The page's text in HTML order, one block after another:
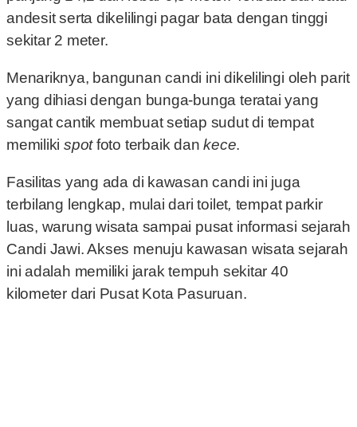
andesit serta dikelilingi pagar bata dengan tinggi
sekitar 2 meter.
Menariknya, bangunan candi ini dikelilingi oleh parit
yang dihiasi dengan bunga-bunga teratai yang
sangat cantik membuat setiap sudut di tempat
memilikispotfoto terbaik dankece.
Fasilitas yang ada di kawasan candi ini juga
terbilang lengkap, mulai dari toilet, tempat parkir
luas, warung wisata sampai pusat informasi sejarah
Candi Jawi. Akses menuju kawasan wisata sejarah
ini adalah memiliki jarak tempuh sekitar 40
kilometer dari Pusat Kota Pasuruan.